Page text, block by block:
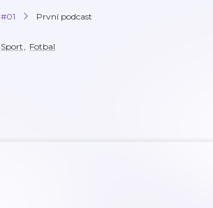
První podcast
Sport, Fotbal